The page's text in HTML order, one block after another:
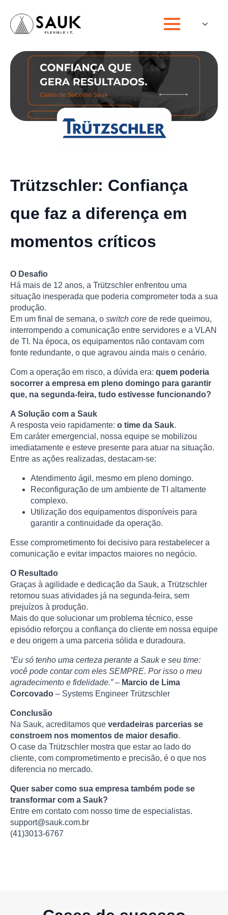
Trützschler: Confiança
que faz a diferença em
momentos críticos
O Desafio
Há mais de 12 anos, a Trützschler enfrentou uma
situação inesperada que poderia comprometer toda a sua
produção.
Em um final de semana, o switch core de rede queimou,
interrompendo a comunicação entre servidores e a VLAN
de TI. Na época, os equipamentos não contavam com
fonte redundante, o que agravou ainda mais o cenário.
Com a operação em risco, a dúvida era: quem poderia
socorrer a empresa em pleno domingo para garantir
que, na segunda-feira, tudo estivesse funcionando?
A Solução com a Sauk
A resposta veio rapidamente: o time da Sauk.
Em caráter emergencial, nossa equipe se mobilizou
imediatamente e esteve presente para atuar na situação.
Entre as ações realizadas, destacam-se:
Atendimento ágil, mesmo em pleno domingo.
Reconfiguração de um ambiente de TI altamente
complexo.
Utilização dos equipamentos disponíveis para
garantir a continuidade da operação.
Esse comprometimento foi decisivo para restabelecer a
comunicação e evitar impactos maiores no negócio.
O Resultado
Graças à agilidade e dedicação da Sauk, a Trützschler
retomou suas atividades já na segunda-feira, sem
prejuízos à produção.
Mais do que solucionar um problema técnico, esse
episódio reforçou a confiança do cliente em nossa equipe
e deu origem a uma parceria sólida e duradoura.
“Eu só tenho uma certeza perante a Sauk e seu time:
você pode contar com eles SEMPRE. Por isso o meu
agradecimento e fidelidade.”– Marcio de Lima
Corcovado – Systems Engineer Trützschler
Conclusão
Na Sauk, acreditamos que verdadeiras parcerias se
constroem nos momentos de maior desafio.
O case da Trützschler mostra que estar ao lado do
cliente, com comprometimento e precisão, é o que nos
diferencia no mercado.
Quer saber como sua empresa também pode se
transformar com a Sauk?
Entre em contato com nosso time de especialistas.
support@sauk.com.br
(41)3013-6767